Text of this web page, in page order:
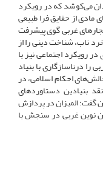
می‌کوشد که در رویکرد
از حقایق فرا طبیعی
غربی گوی پیشرفت
خرد ناب، شناخت دینی را از
رویکرد اجتماعی نیز با
درناسازگاری با بنیاد
احکام اسلامی، در
بنیادین دستاوردهای
گفت: المیزان در پردازش
نوین غربی در سنجش با